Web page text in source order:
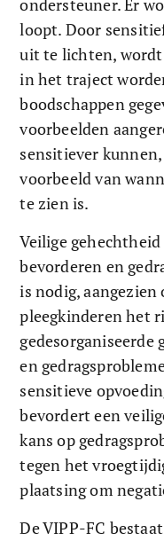
ondersteuner. Er
loopt. Door
uit te lichten,
in het traject
boodschappen
voorbeelden
sensitiever
voorbeeld van
te zien is.
Veilige
bevorderen en
is nodig,
pleegkinderen het
en
sensitieve
bevordert een
kans op
tegen het
plaatsing om
De VIPP-FC